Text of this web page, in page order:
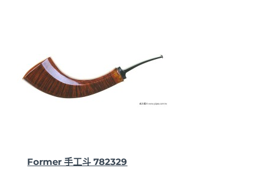
這些必需通過 Poul 的嚴格檢視。」也就如此，他開始
懂得如何從容應對煙斗所遇到的任何損壞。
即便與 Poul 關係良好，Former 依然為 Poul 工作得不
到滿足。「我從來都得不到獨立製作斗體和斗嘴的許
顧店。於是乎Former透過此發展他在煙斗界的人際關
Former 手工斗 782329